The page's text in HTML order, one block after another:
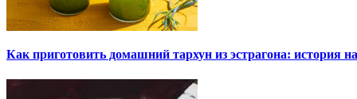
Как приготовить домашний тархун из эстрагона: история